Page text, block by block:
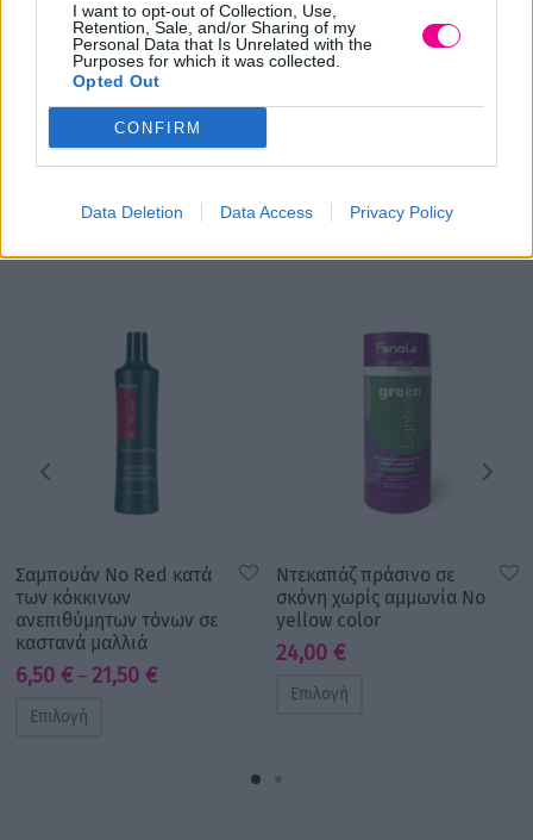
I want to opt-out of Collection, Use,
Retention, Sale, and/or Sharing of my
Personal Data that Is Unrelated with the
Purposes for which it was collected.
Opted Out
CONFIRM
Data Deletion Data Access Privacy Policy
ΒΆΡΟΣ Μ/Δ
ΠΟΣΌΤΗΤΑ 100gr
Σχετικά προϊόντα
Σαμπουάν No Red κατά
των κόκκινων
ανεπιθύμητων τόνων σε
καστανά μαλλιά
6,50 € – 21,50 €Price
Επιλογή
Ντεκαπάζ πράσινο σε
σκόνη χωρίς αμμωνία No
yellow color
24,00 €
Επιλογή